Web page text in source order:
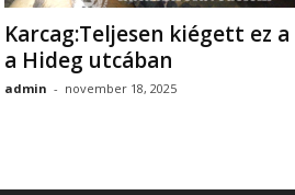
Karcag:Teljesen kiégett ez a
a Hideg utcában
admin - november 18, 2025